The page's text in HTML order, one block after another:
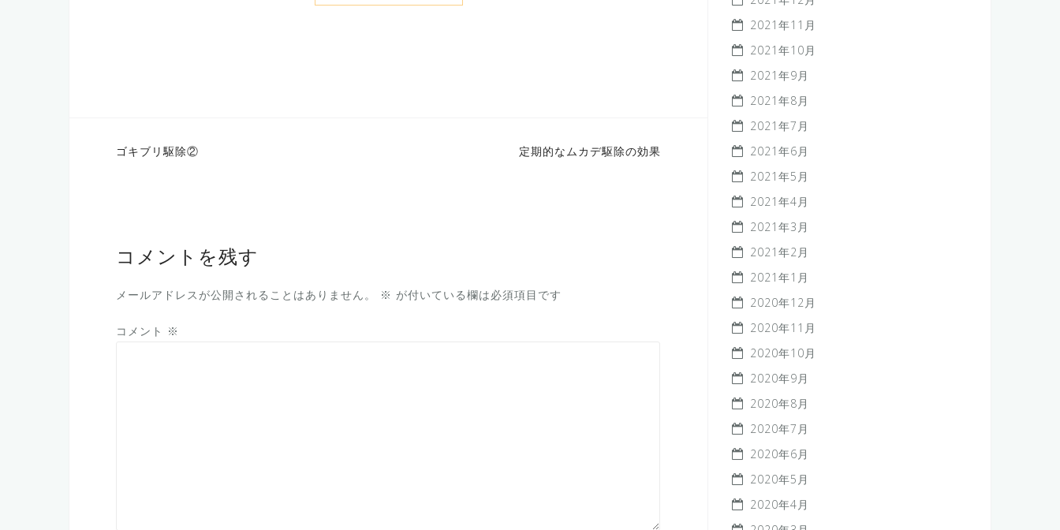
投
ゲ
ョ
ゴキブリ駆除② 定期的なムカデ駆除の効果
コメントを残す
メールアドレスが公開されることはありません。 ※ が付いている欄は必須項目です
コメント ※
2021年11月
2021年10月
2021年9月
2021年8月
2021年7月
2021年6月
2021年5月
2021年4月
2021年3月
2021年2月
2021年1月
2020年12月
2020年11月
2020年10月
2020年9月
2020年8月
2020年7月
2020年6月
2020年5月
2020年4月